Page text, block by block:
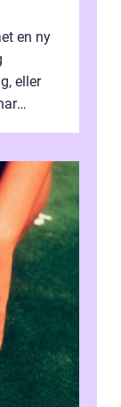
en ny
eller